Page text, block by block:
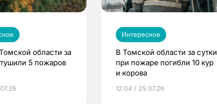
области за
5 пожаров
Интересное
В Томской области за сутки
при пожаре погибли 10 кур
и корова
12:04 / 25.07.26